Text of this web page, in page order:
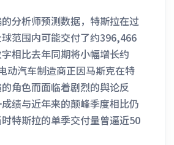
分析师预测数据，特斯拉在过
范围内可能交付了约396,466
相比去年同期将小幅增长约
动汽车制造商正因马斯克在特
角色而面临着剧烈的舆论反
绩与近年来的颠峰季度相比仍
特斯拉的单季交付量曾逼近50